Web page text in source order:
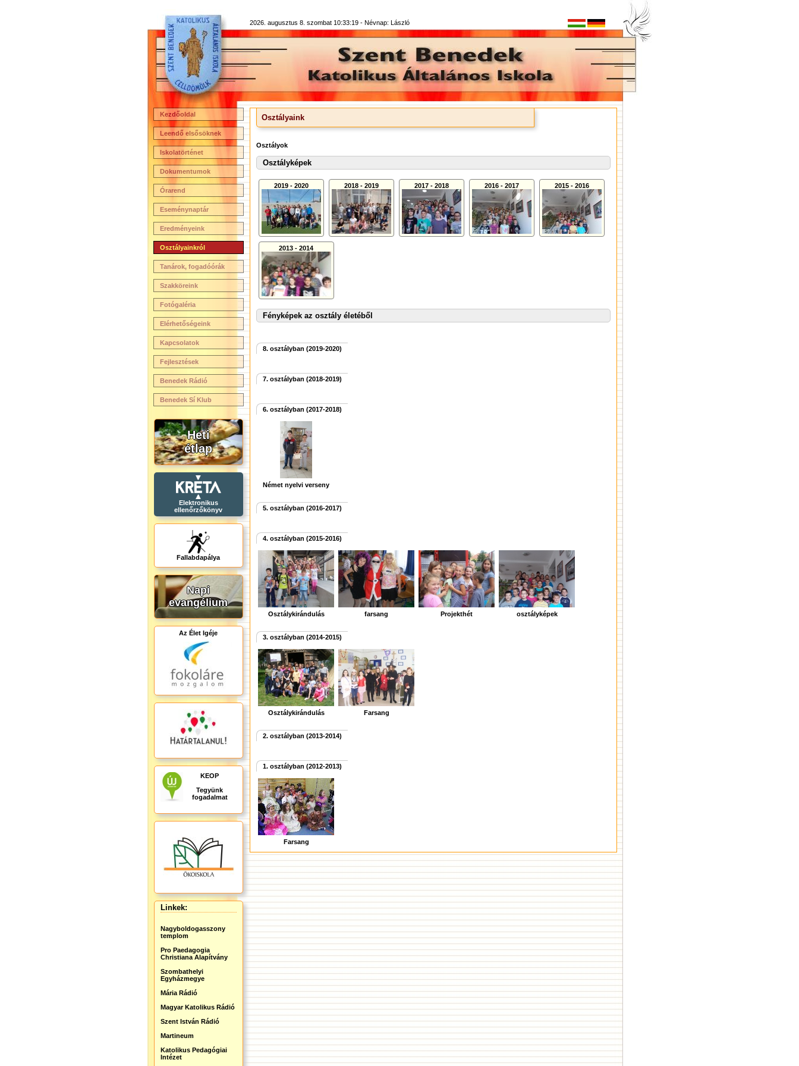
2026. augusztus 8. szombat 10:33:19 - Névnap: László
Kezdőoldal
Leendő elsősöknek
Iskolatörténet
Dokumentumok
Órarend
Eseménynaptár
Eredményeink
Osztályainkról
Tanárok, fogadóórák
Szakköreink
Fotógaléria
Elérhetőségeink
Kapcsolatok
Fejlesztések
Benedek Rádió
Benedek Sí Klub
Heti
étlap
Elektronikus
ellenőrzőkönyv
Fallabdapálya
Napi
evangélium
Az Élet Igéje
KEOP
Tegyünk
fogadalmat
Linkek:
Nagyboldogasszony
templom
Pro Paedagogia
Christiana Alapítvány
Szombathelyi
Egyházmegye
Mária Rádió
Magyar Katolikus Rádió
Szent István Rádió
Martineum
Katolikus Pedagógiai
Intézet
Osztályaink
Osztályok
Osztályképek
2019 - 2020 2018 - 2019 2017 - 2018 2016 - 2017 2015 - 2016
2013 - 2014
Fényképek az osztály életéből
8. osztályban (2019-2020)
7. osztályban (2018-2019)
6. osztályban (2017-2018)
Német nyelvi verseny
5. osztályban (2016-2017)
4. osztályban (2015-2016)
Osztálykirándulás farsang Projekthét osztályképek
3. osztályban (2014-2015)
Osztálykirándulás Farsang
2. osztályban (2013-2014)
1. osztályban (2012-2013)
Farsang